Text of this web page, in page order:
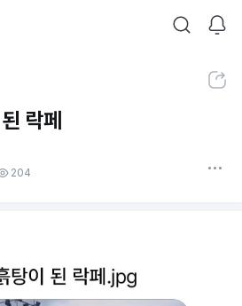
커뮤니티
검색
알림
공유하기
락페
204